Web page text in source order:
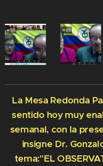
La Mesa Redonda
sentido hoy muy
semanal, con la
insigne Dr.
tema:"EL